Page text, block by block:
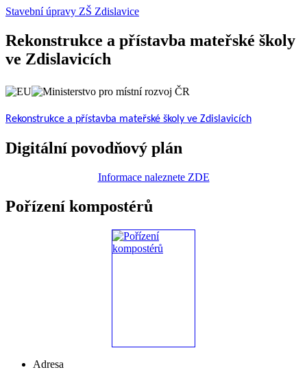
Stavební úpravy ZŠ Zdislavice
Rekonstrukce a přístavba mateřské školy
ve Zdislavicích
Rekonstrukce a přístavba mateřské školy ve Zdislavicích
Digitální povodňový plán
Informace naleznete ZDE
Pořízení kompostérů
Adresa